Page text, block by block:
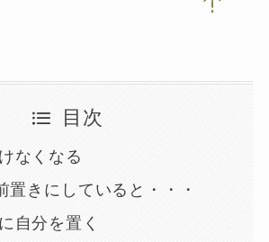
目次
なくなる
置きにしていると・・・
自分を置く